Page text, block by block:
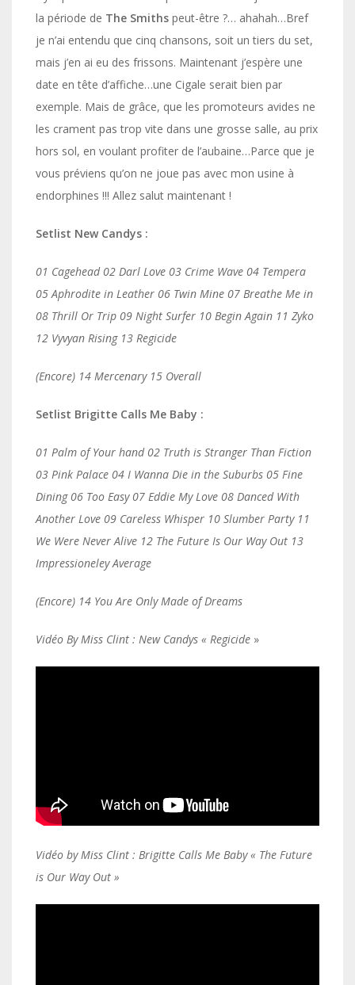
la période de The Smiths peut-être ?… ahahah…Bref
je n’ai entendu que cinq chansons, soit un tiers du set,
mais j’en ai eu des frissons. Maintenant j’espère une
date en tête d’affiche…une Cigale serait bien par
exemple. Mais de grâce, que les promoteurs avides ne
les crament pas trop vite dans une grosse salle, au prix
hors sol, en voulant profiter de l’aubaine…Parce que je
vous préviens qu’on ne joue pas avec mon usine à
endorphines !!! Allez salut maintenant !
Setlist New Candys :
01 Cagehead 02 Darl Love 03 Crime Wave 04 Tempera
05 Aphrodite in Leather 06 Twin Mine 07 Breathe Me in
08 Thrill Or Trip 09 Night Surfer 10 Begin Again 11 Zyko
12 Vyvyan Rising 13 Regicide
(Encore) 14 Mercenary 15 Overall
Setlist Brigitte Calls Me Baby :
01 Palm of Your hand 02 Truth is Stranger Than Fiction
03 Pink Palace 04 I Wanna Die in the Suburbs 05 Fine
Dining 06 Too Easy 07 Eddie My Love 08 Danced With
Another Love 09 Careless Whisper 10 Slumber Party 11
We Were Never Alive 12 The Future Is Our Way Out 13
Impressioneley Average
(Encore) 14 You Are Only Made of Dreams
Vidéo By Miss Clint : New Candys « Regicide »
Vidéo by Miss Clint : Brigitte Calls Me Baby « The Future
is Our Way Out »